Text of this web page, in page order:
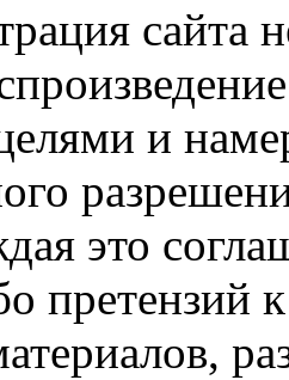
сайта
и
это
претензий